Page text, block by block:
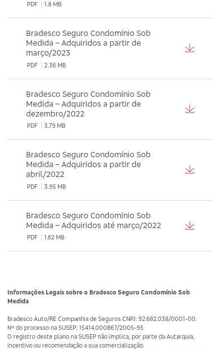
PDF 1.8 MB
Bradesco Seguro Condomínio Sob
Medida – Adquiridos a partir de
março/2023
PDF 2.36 MB
Bradesco Seguro Condomínio Sob
Medida – Adquiridos a partir de
dezembro/2022
PDF 3.79 MB
Bradesco Seguro Condomínio Sob
Medida – Adquiridos a partir de
abril/2022
PDF 3.95 MB
Bradesco Seguro Condomínio Sob
Medida – Adquiridos até março/2022
PDF 1.62 MB
Informações Legais sobre o Bradesco Seguro Condomínio Sob
Medida
Bradesco Auto/RE Companhia de Seguros CNPJ: 92.682.038/0001-00.
Nº do processo na SUSEP: 15414.000867/2005-93
O registro deste plano na SUSEP não implica, por parte da Autarquia,
incentivo ou recomendação a sua comercialização.